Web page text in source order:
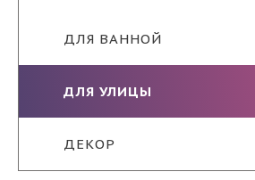
ДЛЯ ВАННОЙ
ДЛЯ УЛИЦЫ
ДЕКОР